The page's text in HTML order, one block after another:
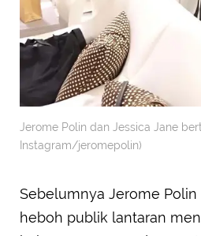
Jerome Polin dan Jessica Jane
Instagram/jeromepolin)
Sebelumnya Jerome
heboh publik lantaran